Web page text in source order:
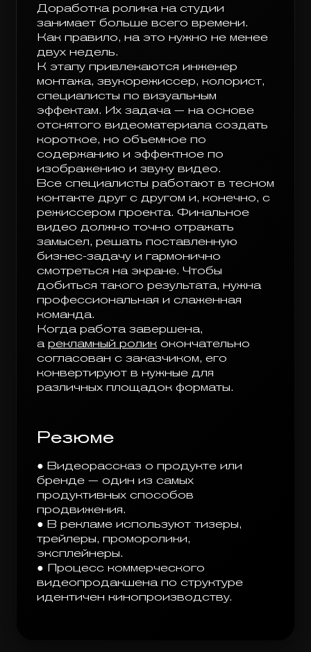
Доработка ролика на студии
занимает больше всего времени.
Как правило, на это нужно не менее
двух недель.
К этапу привлекаются инженер
монтажа, звукорежиссер, колорист,
специалисты по визуальным
эффектам. Их задача — на основе
отснятого видеоматериала создать
короткое, но объемное по
содержанию и эффектное по
изображению и звуку видео.
Все специалисты работают в тесном
контакте друг с другом и, конечно, с
режиссером проекта. Финальное
видео должно точно отражать
замысел, решать поставленную
бизнес-задачу и гармонично
смотреться на экране. Чтобы
добиться такого результата, нужна
профессиональная и слаженная
команда.
Когда работа завершена,
арекламный ролик окончательно
согласован с заказчиком, его
конвертируют в нужные для
различных площадок форматы.
Резюме
● Видеорассказ о продукте или
бренде — один из самых
продуктивных способов
продвижения.
● В рекламе используют тизеры,
трейлеры, проморолики,
эксплейнеры.
● Процесс коммерческого
видеопродакшена по структуре
идентичен кинопроизводству.